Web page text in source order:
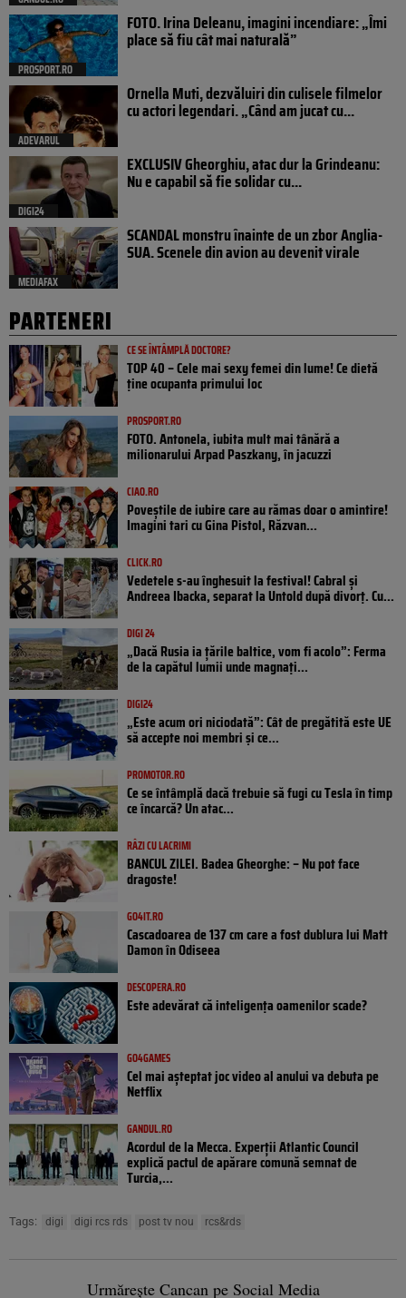
PROSPORT.RO
FOTO. Irina Deleanu, imagini incendiare: „Îmi
place să fiu cât mai naturală”
ADEVARUL
Ornella Muti, dezvăluiri din culisele filmelor
cu actori legendari. „Când am jucat cu...
DIGI24
EXCLUSIV Gheorghiu, atac dur la Grindeanu:
Nu e capabil să fie solidar cu...
MEDIAFAX
SCANDAL monstru înainte de un zbor Anglia-
SUA. Scenele din avion au devenit virale
PARTENERI
CE SE ÎNTÂMPLĂ DOCTORE?
TOP 40 – Cele mai sexy femei din lume! Ce dietă
ține ocupanta primului loc
PROSPORT.RO
FOTO. Antonela, iubita mult mai tânără a
milionarului Arpad Paszkany, în jacuzzi
CIAO.RO
Poveştile de iubire care au rămas doar o amintire!
Imagini tari cu Gina Pistol, Răzvan...
CLICK.RO
Vedetele s-au înghesuit la festival! Cabral și
Andreea Ibacka, separat la Untold după divorț. Cu...
DIGI 24
„Dacă Rusia ia țările baltice, vom fi acolo”: Ferma
de la capătul lumii unde magnați...
DIGI24
„Este acum ori niciodată”: Cât de pregătită este UE
să accepte noi membri și ce...
PROMOTOR.RO
Ce se întâmplă dacă trebuie să fugi cu Tesla în timp
ce încarcă? Un atac...
RÂZI CU LACRIMI
BANCUL ZILEI. Badea Gheorghe: – Nu pot face
dragoste!
GO4IT.RO
Cascadoarea de 137 cm care a fost dublura lui Matt
Damon în Odiseea
DESCOPERA.RO
Este adevărat că inteligența oamenilor scade?
GO4GAMES
Cel mai așteptat joc video al anului va debuta pe
Netflix
GANDUL.RO
Acordul de la Mecca. Experții Atlantic Council
explică pactul de apărare comună semnat de
Turcia,...
Tags: digi digi rcs rds post tv nou rcs&rds
Urmărește Cancan pe Social Media